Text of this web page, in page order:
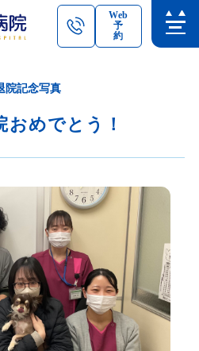
Web
予
約
院記念写真
めでとう！